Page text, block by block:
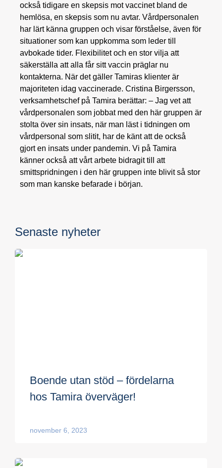
också tidigare en skepsis mot vaccinet bland de
hemlösa, en skepsis som nu avtar. Vårdpersonalen
har lärt känna gruppen och visar förståelse, även för
situationer som kan uppkomma som leder till
avbokade tider. Flexibilitet och en stor vilja att
säkerställa att alla får sitt vaccin präglar nu
kontakterna. När det gäller Tamiras klienter är
majoriteten idag vaccinerade. Cristina Birgersson,
verksamhetschef på Tamira berättar: – Jag vet att
vårdpersonalen som jobbat med den här gruppen är
stolta över sin insats, när man läst i tidningen om
vårdpersonal som slitit, har de känt att de också
gjort en insats under pandemin. Vi på Tamira
känner också att vårt arbete bidragit till att
smittspridningen i den här gruppen inte blivit så stor
som man kanske befarade i början.
Senaste nyheter
Boende utan stöd – fördelarna
hos Tamira överväger!
november 6, 2023